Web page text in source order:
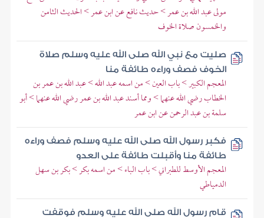
مولى عبد الله بن عمر > حديث نافع عن ابن عمر > الحديث الثامن
والخمسون صلاة الخوف
صليت مع نبي الله صلى الله عليه وسلم صلاة
الخوف فصف وراءه طائفة منا
المعجم الكبير > باب العين > من اسمه عبد الله > عبد الله بن عمر بن
الخطاب رضي الله عنهما > ومما أسند عبد الله بن عمر رضي الله عنهما > أبو
سلمة بن عبد الرحمن عن ابن عمر
فكبر رسول الله صلى الله عليه وسلم فصف وراءه
طائفة منا وأقبلت طائفة على العدو
المعجم الأوسط للطبراني > باب الباء > من اسمه بكر > بكر بن سهل
الدمياطي
قام رسول الله صلى الله عليه وسلم فوقفت